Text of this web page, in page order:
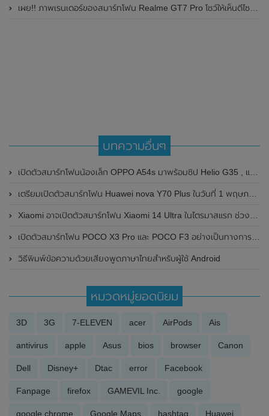
เผย!! ภาพเรนเดอร์ของสมาร์ทโฟน Realme GT7 Pro โชว์ให้เห็นดีไซน์ใหม่ พร้อมเผยรายละเอียดสเปกที่สำคัญบางส่วน
บทความอื่นๆ
เปิดตัวสมาร์ทโฟนน้องเล็ก OPPO A54s มาพร้อมชิป Helio G35 , แบตเตอรี่ 5,000 mAh และกล้องหลัง 3 ตัว ความละเอียดสูงถึง 50MP
เตรียมเปิดตัวสมาร์ทโฟน Huawei nova Y70 Plus ในวันที่ 1 พฤษภาคม 2022 นี้ ที่ประเทศแอฟริกาใต้
Xiaomi อาจเปิดตัวสมาร์ทโฟน Xiaomi 14 Ultra ในไตรมาสแรก ช่วงต้นปีหน้า 2024
เปิดตัวสมาร์ทโฟน POCO X3 Pro และ POCO F3 อย่างเป็นทางการ มาพร้อมชิปเซ็ต Snapdragon 860 และชิปเซ็ต Snapdragon 870 ในราคาเริ่มต้นไม่ถึงหมื่น
วิธีพิมพ์ข้อความด้วยเสียงพูดภาษาไทยสำหรับผู้ใช้ Android
หมวดหมู่ยอดนิยม
3D 3G 7-ELEVEN acer AirPods Ais
antivirus apple Asus bios browser Canon
Dell Disney+ Dtac error Facebook
Fanpage firefox GAMEVIL Inc. google
google chrome Google Maps hashtag Huawei